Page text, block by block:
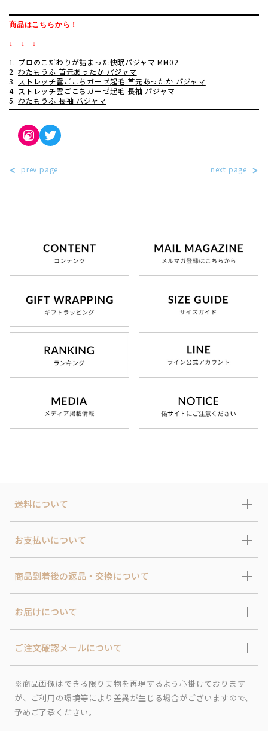
商品はこちらから！
↓ ↓ ↓
プロのこだわりが詰まった快眠パジャマ MM02
わたもうふ 首元あったか パジャマ
ストレッチ雲ごこちガーゼ起毛 首元あったか パジャマ
ストレッチ雲ごこちガーゼ起毛 長袖 パジャマ
わたもうふ 長袖 パジャマ
Instagram
Twitter
prev page next page
送料について
お支払いについて
商品到着後の返品・交換について
お届けについて
ご注文確認メールについて
※商品画像はできる限り実物を再現するよう心掛けております
が、ご利用の環境等により差異が生じる場合がございますので、
予めご了承ください。